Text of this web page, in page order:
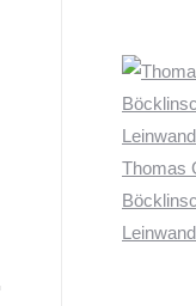
Thomas